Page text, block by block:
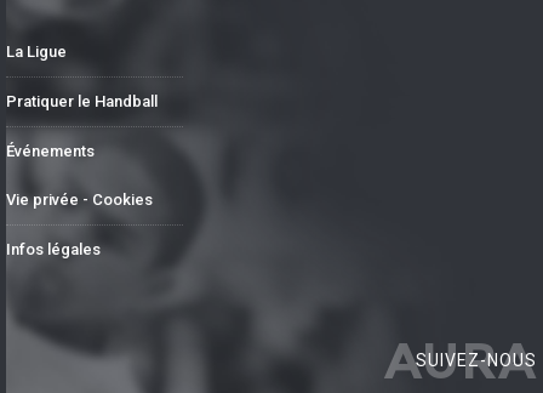
La Ligue
Pratiquer le Handball
Événements
Vie privée - Cookies
Infos légales
AURA
SUIVEZ-NOUS